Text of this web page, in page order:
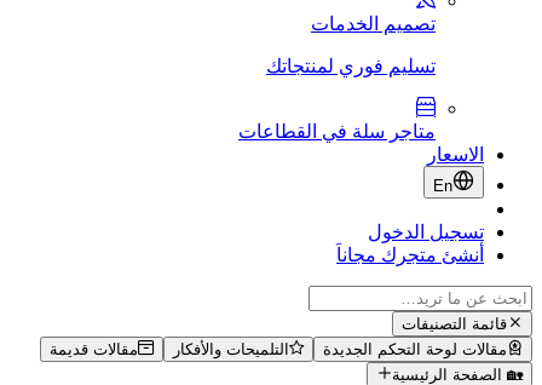
تصميم الخدمات
تسليم فوري لمنتجاتك
متاجر سلة في القطاعات
الاسعار
En
تسجيل الدخول
أنشئ متجرك مجاناَ
قائمة التصنيفات
مقالات لوحة التحكم الجديدة
التلميحات والأفكار
مقالات قديمة
🏡 الصفحة الرئيسية